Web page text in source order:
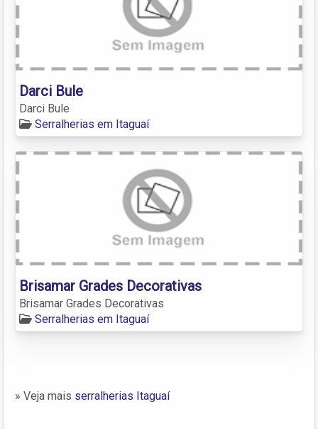
Darci Bule
Darci Bule
Serralherias em Itaguaí
Brisamar Grades Decorativas
Brisamar Grades Decorativas
Serralherias em Itaguaí
» Veja mais serralherias Itaguaí